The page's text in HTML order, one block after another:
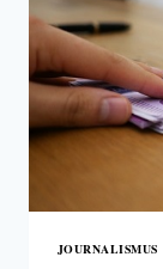
JOURNALISMUS